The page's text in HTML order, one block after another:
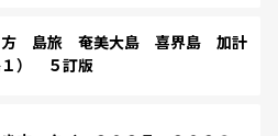
方 島旅 奄美大島 喜界島 加計
１） ５訂版